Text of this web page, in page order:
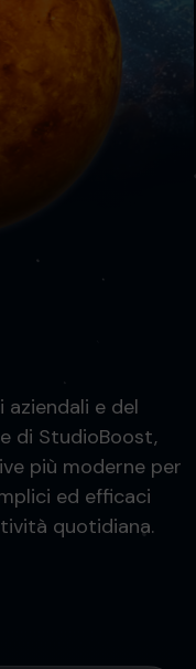
aziendali e del
di StudioBoost,
più moderne per
ed efficaci
quotidiana.